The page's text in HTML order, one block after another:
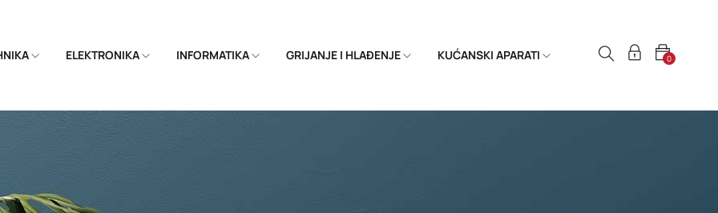
ELEKTRONIKA INFORMATIKA GRIJANJE I HLAĐENJE KUĆANSKI APARATI 0